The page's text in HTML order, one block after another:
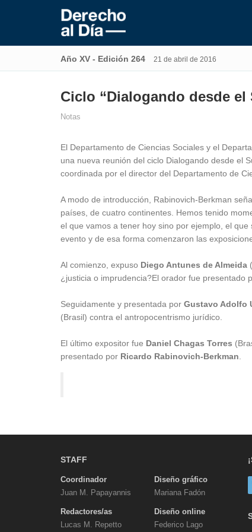
Año XV - Edición 264 21 de abril de 2016
Ciclo “Dialogando desde el
Notas
El Departamento de Ciencias Sociales y el
una nueva reunión del ciclo Dialogando desde el
coordinada por el director del Departamento de
A modo de introducción, Rabinovich-Berkman
países, de cuatro continentes. Hemos tenido
el que vamos a tener hoy sino por ejemplo, el
evento y de esa forma comenzaron las
Al comienzo, expuso Diego Antunes de Almeida
¿justicia o imprudencia?El orador fue presentado
Seguidamente y presentada por Gustavo Adolfo
(Brasil) contra el antropocentrismo jurídico.
El último expositor fue Daniel Chagas Torres
presentado por Ricardo Rabinovich-Berkman
STAFF
Coordinador
Juan M. Papayannis
Redactores/as
Lucas M. Repetto
Diseño gráfico
Mariana Fadón
Diseño online
Federico Lago